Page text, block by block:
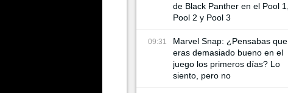
de Black Panther en el Pool 1,
Pool 2 y Pool 3
09:31
Marvel Snap: ¿Pensabas que
eras demasiado bueno en el
juego los primeros días? Lo
siento, pero no